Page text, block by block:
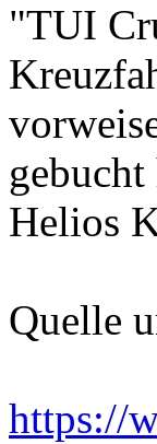
"TUI
Helios
Quelle
https://